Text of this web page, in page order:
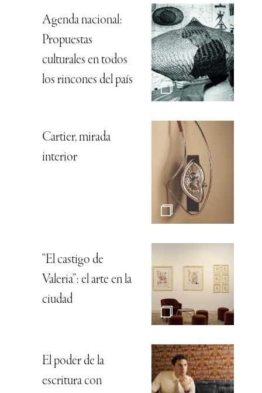
Agenda nacional:
Propuestas
culturales en todos
los rincones del país
Cartier, mirada
interior
“El castigo de
Valeria”: el arte en la
ciudad
El poder de la
escritura con